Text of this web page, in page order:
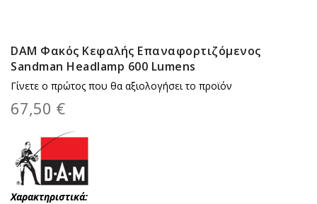
DAM Φακός Κεφαλής Επαναφορτιζόμενος
Sandman Headlamp 600 Lumens
Γίνετε ο πρώτος που θα αξιολογήσει το προϊόν
67,50 €
Χαρακτηριστικά: